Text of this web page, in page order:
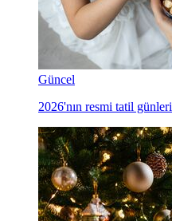
Güncel
2026'nın resmi tatil günleri